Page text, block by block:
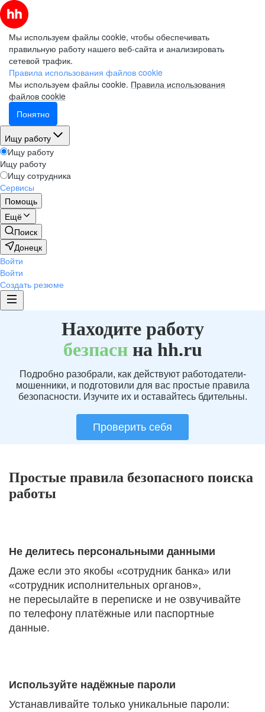
Мы используем файлы cookie, чтобы обеспечивать
правильную работу нашего веб-сайта и анализировать
сетевой трафик.
Правила использования файлов cookie
Мы используем файлы cookie. Правила использования
файлов cookie
Понятно
Ищу работу
Ищу работу
Ищу работу
Ищу сотрудника
Сервисы
Помощь
Ещё
Поиск
Донецк
Войти
Войти
Создать резюме
Находите работу
безпаснна hh.ru
Подробно разобрали, как действуют работодатели-
мошенники, и подготовили для вас простые правила
безопасности. Изучите их и оставайтесь бдительны.
Проверить себя
Простые правила безопасного поиска
работы
Не делитесь персональными данными
Даже если это якобы «сотрудник банка» или
«сотрудник исполнительных органов»,
не пересылайте в переписке и не озвучивайте
по телефону платёжные или паспортные
данные.
Используйте надёжные пароли
Устанавливайте только уникальные пароли: